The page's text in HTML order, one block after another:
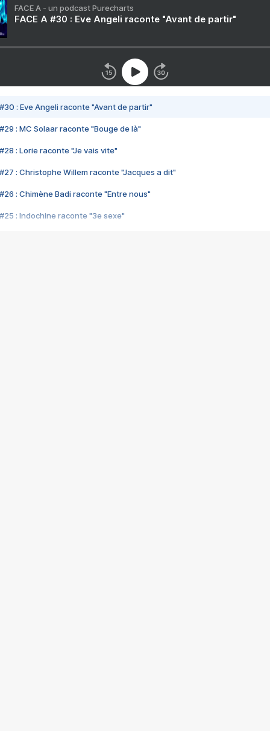
FACE A - un podcast Purecharts
FACE A #30 : Eve Angeli raconte "Avant de partir"
#30 : Eve Angeli raconte "Avant de partir"
#29 : MC Solaar raconte "Bouge de là"
#28 : Lorie raconte "Je vais vite"
#27 : Christophe Willem raconte "Jacques a dit"
#26 : Chimène Badi raconte "Entre nous"
#25 : Indochine raconte "3e sexe"